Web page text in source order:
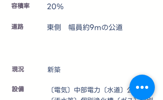
容積率 20％
道路 東側 幅員約9mの公道
​現況 新築
設備
〔電気〕中部電力〔水道〕公営水道